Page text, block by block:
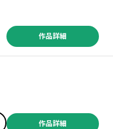
作品詳細
作品詳細